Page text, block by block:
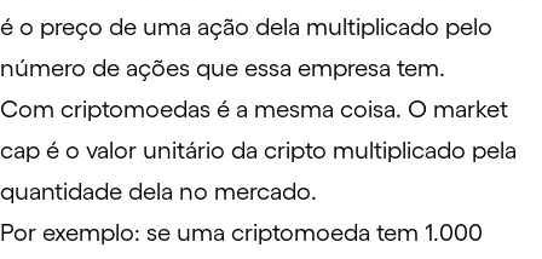
é o preço de uma ação dela multiplicado pelo
número de ações que essa empresa tem.
Com criptomoedas é a mesma coisa. O market
cap é o valor unitário da cripto multiplicado pela
quantidade dela no mercado.
Por exemplo: se uma criptomoeda tem 1.000